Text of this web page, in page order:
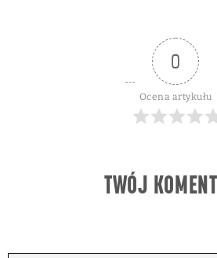
0
Ocena artykułu
TWÓJ